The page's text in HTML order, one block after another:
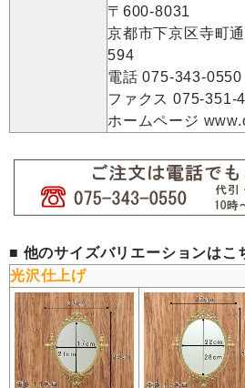
〒600-8031
京都市下京区寺町
594
電話 075-343-0550
ファクス 075-351-
ホームページ
■ 他のサイズバリエーションはこ
光沢仕上げ